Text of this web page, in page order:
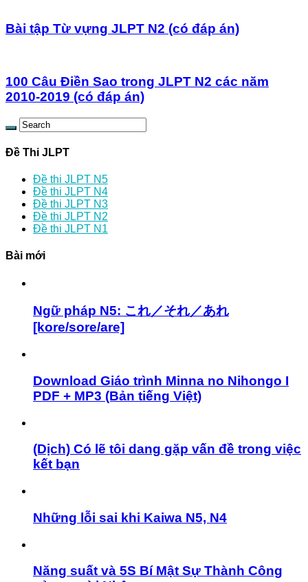
Bài tập Từ vựng JLPT N2 (có đáp án)
100 Câu Điền Sao trong JLPT N2 các năm
2010-2019 (có đáp án)
Đề Thi JLPT
Đề thi JLPT N5
Đề thi JLPT N4
Đề thi JLPT N3
Đề thi JLPT N2
Đề thi JLPT N1
Bài mới
Ngữ pháp N5: これ／それ／あれ
[kore/sore/are]
Download Giáo trình Minna no Nihongo I
PDF + MP3 (Bản tiếng Việt)
(Dịch) Có lẽ tôi dang gặp vấn đề trong việc
kết bạn
Những lỗi sai khi Kaiwa N5, N4
Năng suất và 5S Bí Mật Sự Thành Công